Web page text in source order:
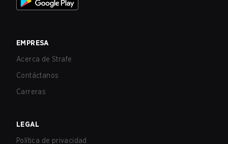
EMPRESA
Acerca de Strafe
Contáctanos
Carreras
LEGAL
Política de privacidad